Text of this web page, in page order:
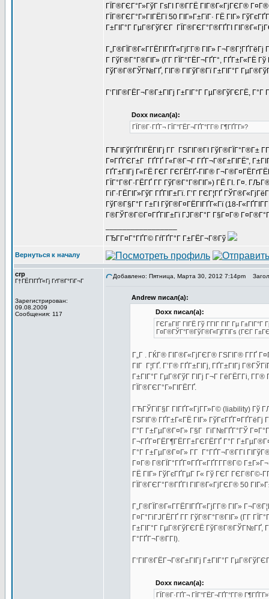
ГЇГ®ГЄГ°Г»ГўГ ГѕГІ Г®Г­ГЁ ГІГ®Г«ГјГЄГ®
ГЇГ®ГЄГ°Г»ГІГЁГї 50 ГІГ»Г±ГїГ· ГЁ ГІГ»
Г±ГІГ°Г ГµГ®ГўГЄГ ГЇГ®ГЄГ°Г®ГҐГІ
Г„Г®ГЇГ®Г«Г­ГЁГІГҐГ«ГјГ­Г® ГІГ» Г¬Г®Г¦ГҐГёГј
Г ГўГ®Г°Г®ГІГ» (Г­Г ГЇГ°ГЁГ¬ГҐГ°, ГҐГ±Г«ГЁ
ГўГ®Г®ГЎГ№ГҐ, ГІГ® ГІГўГ®Гї Г±ГІГ°Г
Г‘ГІГ®ГЁГ¬Г®Г±ГІГј Г±ГІГ°Г ГµГ®ГўГЄГЁ, Г°Г
Doxx писал(а):
ГЇГ®Г·ГҐГ¬ ГЇГ°ГЁГ¬ГҐГ°Г­Г® Г¶ГҐГ­Г»?
ГЋГІГўГҐГІГЁГІГј Г­Г ГЅГІГ®ГІ ГўГ®ГЇГ°Г®Г±
Г¤ГҐГЄГ±Г ГҐГҐ Г«Г®Г¬Г ГҐГ¬Г®Г±ГІГЁ",
ГҐГ±ГІГј Г«ГЁ ГЄГ ГЄГЁГҐ-ГІГ®
ГЇГ°Г®Г·ГЁГҐ Г­Г ГўГ®Г°Г®ГІГ») ГЁ ГІ. Г¤.
ГіГ·ГЁГІГ»ГўГ ГҐГІГ±Гї. Г’Г ГЄГ¦ГҐ
ГўГ®Г§Г°Г Г±ГІ ГўГ®Г¤ГЁГІГҐГ«Гї (18-
Г®ГЎГ®Г©Г¤ГҐГІГ±Гї ГЈГ®Г°Г Г§Г¤Г®
ГЂГ­Г¤Г°ГҐГ© ГѓГҐГ°Г Г±ГЁГ¬Г®Гў
Вернуться к началу
crp
Г†ГЁГІГҐГ«Гј ГґГ®Г°ГіГ¬Г
Зарегистрирован:
09.08.2009
Сообщения: 117
Добавлено: Пятница, Марта 30, 2012 7:14pm
Andrew писал(а):
Doxx писал(а):
ГЄГ±ГІГ ГІГЁ Гў ГГІГ ГІГ Гµ
Г¤Г®ГЎГ°Г®ГўГ®Г«ГјГ­ГіГѕ (ГЄГ
Г„Г . ГЌГ® ГІГ®Г«ГјГЄГ® ГЅГІГ® Г­ГҐ
ГІГ Г¦ГҐ. Г’Г® ГҐГ±ГІГј, ГҐГ±ГІГј
Г±ГІГ°Г ГµГ®ГўГ ГІГј Г¬Г ГёГЁГ­Гі,
ГЇГ®ГЄГ°Г»ГІГЁГҐ.
ГЋГЎГїГ§Г ГІГҐГ«ГјГ­Г»Г© (liability) Гў
ГЅГІГ® ГҐГ±Г«ГЁ ГІГ»
Г°Г Г±ГµГ®Г¤Г» Г§Г ГіГ№ГҐГ°ГЎ
Г¬ГҐГ¤ГЁГ¶ГЁГ­Г±ГЄГЁГҐ Г°Г
Г°Г Г±ГµГ®Г¤Г» Г­Г Г°ГҐГ¬Г®Г­ГІ
Г¤Г® Г®ГЇГ°ГҐГ¤ГҐГ«ГҐГ­Г­Г®Г©
ГЁ ГІГ» ГўГєГҐГµГ Г« Гў ГЄГ ГЄГ®Г©-
ГЇГ®ГЄГ°Г®ГҐГІ ГІГ®Г«ГјГЄГ® 50
Г„Г®ГЇГ®Г«Г­ГЁГІГҐГ«ГјГ­Г® ГІГ»
Г¤Г°ГіГЈГЁГҐ Г­Г ГўГ®Г°Г®ГІГ» (Г­Г
Г±ГІГ°Г ГµГ®ГўГЄГЁ ГўГ®Г®ГЎГ№ГҐ,
Г°ГҐГ¬Г®Г­ГІ).
Г‘ГІГ®ГЁГ¬Г®Г±ГІГј Г±ГІГ°Г
Doxx писал(а):
ГЇГ®Г·ГҐГ¬ ГЇГ°ГЁГ¬ГҐГ°Г­Г®